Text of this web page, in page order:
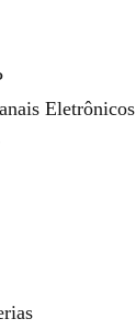
Eletrônicos